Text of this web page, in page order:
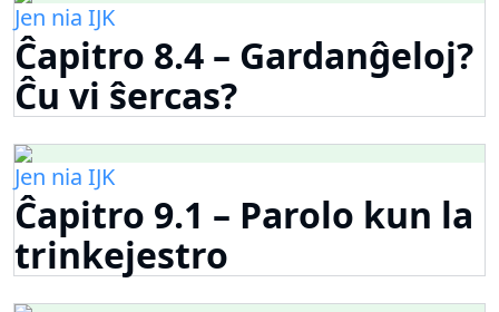
Jen nia IJK
Ĉapitro 8.4 – Gardanĝeloj?
Ĉu vi ŝercas?
Jen nia IJK
Ĉapitro 9.1 – Parolo kun la
trinkejestro